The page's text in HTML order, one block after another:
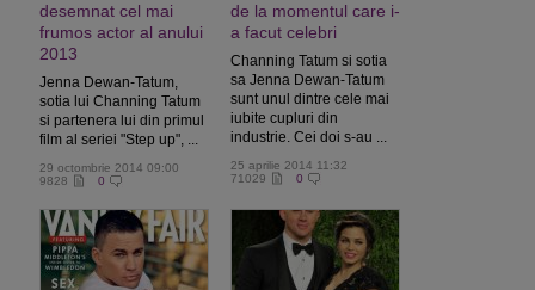
desemnat cel mai
frumos actor al anului
2013
Jenna Dewan-Tatum,
sotia lui Channing Tatum
si partenera lui din primul
film al seriei "Step up", ...
29 octombrie 2014 09:00
9828
0
de la momentul care i-
a facut celebri
Channing Tatum si sotia
sa Jenna Dewan-Tatum
sunt unul dintre cele mai
iubite cupluri din
industrie. Cei doi s-au ...
25 aprilie 2014 11:32
71029
0